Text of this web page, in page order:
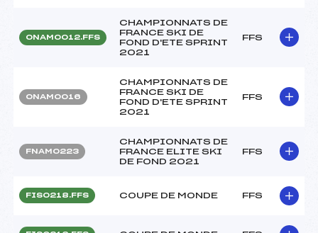
ONAM0012.FFS
CHAMPIONNATS DE
FRANCE SKI DE
FOND D'ETE SPRINT
2021
FFS
ONAM0016
CHAMPIONNATS DE
FRANCE SKI DE
FOND D'ETE SPRINT
2021
FFS
FNAM0223
CHAMPIONNATS DE
FRANCE ELITE SKI
DE FOND 2021
FFS
FIS0218.FFS COUPE DE MONDE FFS